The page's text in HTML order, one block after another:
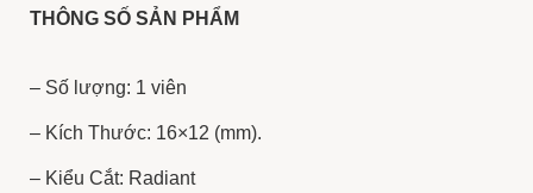
THÔNG SỐ SẢN PHẨM
– Số lượng: 1 viên
– Kích Thước: 16×12 (mm).
– Kiểu Cắt: Radiant